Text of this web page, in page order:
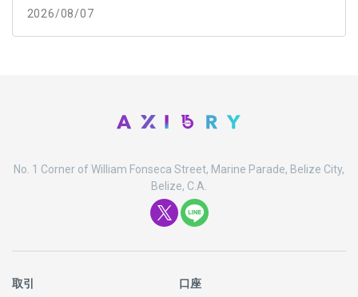
2026/08/07
No. 1 Corner of William Fonseca Street, Marine Parade, Belize City,
Belize, C.A.
取引
口座